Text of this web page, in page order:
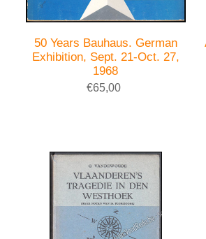
50 Years Bauhaus. German
Exhibition, Sept. 21-Oct. 27,
1968
€65,00